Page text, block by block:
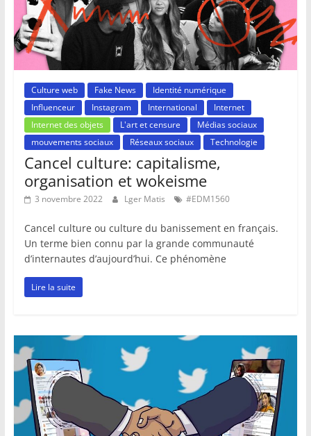
Culture web Fake News
Identité numérique
Influenceur
Instagram International
Internet
Internet des objets
L'art et censure
Médias sociaux
mouvements sociaux
Réseaux sociaux Technologie
Cancel culture: capitalisme,
organisation et wokeisme
3 novembre 2022 Lger Matis #EDM1560
Cancel culture ou culture du banissement en français.
Un terme bien connu par la grande communauté
d’internautes d’aujourd’hui. Ce phénomène
Lire la suite